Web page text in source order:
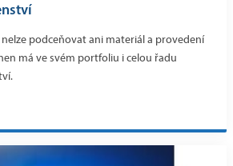
podceňovat ani materiál a provedení
má ve svém portfoliu i celou řadu